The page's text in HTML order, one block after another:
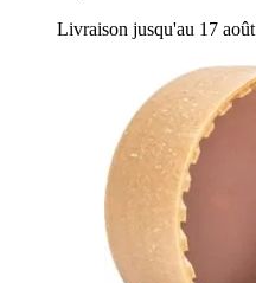
Livraison jusqu'au 17 août